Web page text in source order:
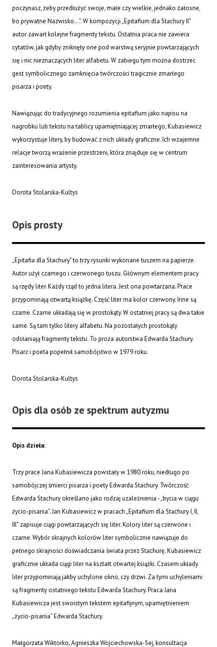
poczynasz, żeby przedłużyć swoje, małe czy wielkie, jednako żałosne,
bo prywatne Nazwisko...”. W kompozycji „Epitafium dla Stachury II"
autor zawarł kolejne fragmenty tekstu. Ostatnia praca nie zawiera
cytatów, jak gdyby zniknęły one pod warstwą seryjnie powtarzających
się i nic nieznaczących liter alfabetu. W zabiegu tym można dostrzec
gest symbolicznego zamknięcia twórczości tragicznie zmarłego
pisarza i poety.
Nawiązując do tradycyjnego rozumienia epitafium jako napisu na
nagrobku lub tekstu na tablicy upamiętniającej zmarłego, Kubasiewicz
wykorzystuje litery, by budować z nich układy graficzne. Ich wzajemne
relacje tworzą wrażenie przestrzeni, która znajduje się w centrum
zainteresowania artysty.
Dorota Stolarska-Kultys
Opis prosty
„Epitafia dla Stachury" to trzy rysunki wykonane tuszem na papierze.
Autor użył czarnego i czerwonego tuszu. Głównym elementem pracy
są rzędy liter. Każdy rząd to jedna litera. Jest ona powtarzana. Prace
przypominają otwartą książkę. Część liter ma kolor czerwony. Inne są
czarne. Czarne układają się w prostokąty. W ostatniej pracy są dwa takie
same. Są tam tylko litery alfabetu. Na pozostałych prostokąty
odsłaniają fragmenty tekstu. To proza autorstwa Edwarda Stachury.
Pisarz i poeta popełnił samobójstwo w 1979 roku.
Dorota Stolarska-Kultys
Opis dla osób ze spektrum autyzmu
Opis dzieła:
Trzy prace Jana Kubasiewicza powstały w 1980 roku, niedługo po
samobójczej śmierci pisarza i poety Edwarda Stachury. Twórczość
Edwarda Stachury określano jako rodzaj uzależnienia - „bycia w ciągu
życio-pisania”. Jan Kubasiewicz w pracach „Epitafium dla Stachury I, II,
III” zapisuje ciągi powtarzających się liter. Kolory liter są czerwone i
czarne. Wybór skrajnych kolorów liter symbolicznie nawiązuje do
pełnego skrajności doświadczania świata przez Stachurę. Kubasiewicz
graficznie układa ciągi liter na kształt otwartej książki. Czasem układy
liter przypominają jakby uchylone okno, czy drzwi. Za tymi uchyleniami
są fragmenty ostatniego tekstu Edwarda Stachury. Praca Jana
Kubasiewicza jest swoistym tekstem epitafijnym, upamiętnieniem
„życio-pisania” Edwarda Stachury.
Małgorzata Wiktorko, Agnieszka Wojciechowska-Sej, konsultacja